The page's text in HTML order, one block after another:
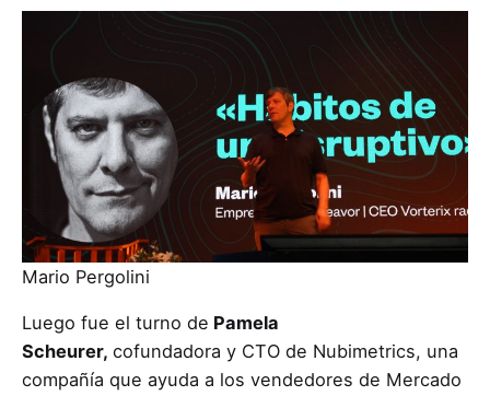
Mario Pergolini
Luego fue el turno de Pamela
Scheurer, cofundadora y CTO de Nubimetrics, una
compañía que ayuda a los vendedores de Mercado